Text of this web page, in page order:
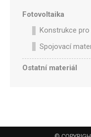
Fotovoltaika
Konstrukce
Spojovací
Ostatní materiál